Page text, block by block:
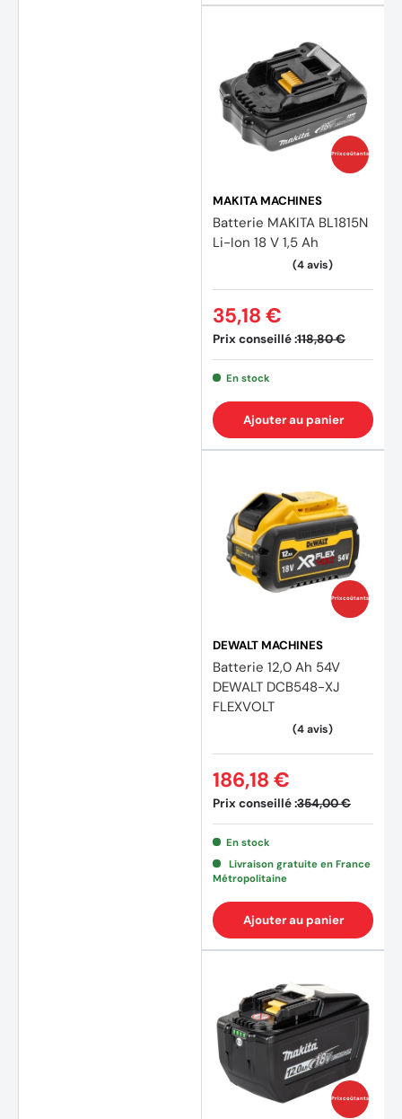
Prix coûtants
MAKITA MACHINES
Batterie MAKITA BL1815N
Li-Ion 18 V 1,5 Ah
Prix conseillé :118,80 €
35,18 €
En stock
Ajouter au panier
Prix coûtants
DEWALT MACHINES
Batterie 12,0 Ah 54V
DEWALT DCB548-XJ
FLEXVOLT
Prix conseillé :354,00 €
186,18 €
En stock
Livraison gratuite en France
Métropolitaine
Ajouter au panier
Prix coûtants